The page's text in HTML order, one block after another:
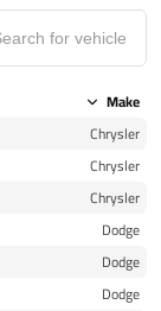
Make
Chrysler
Chrysler
Chrysler
Dodge
Dodge
Dodge